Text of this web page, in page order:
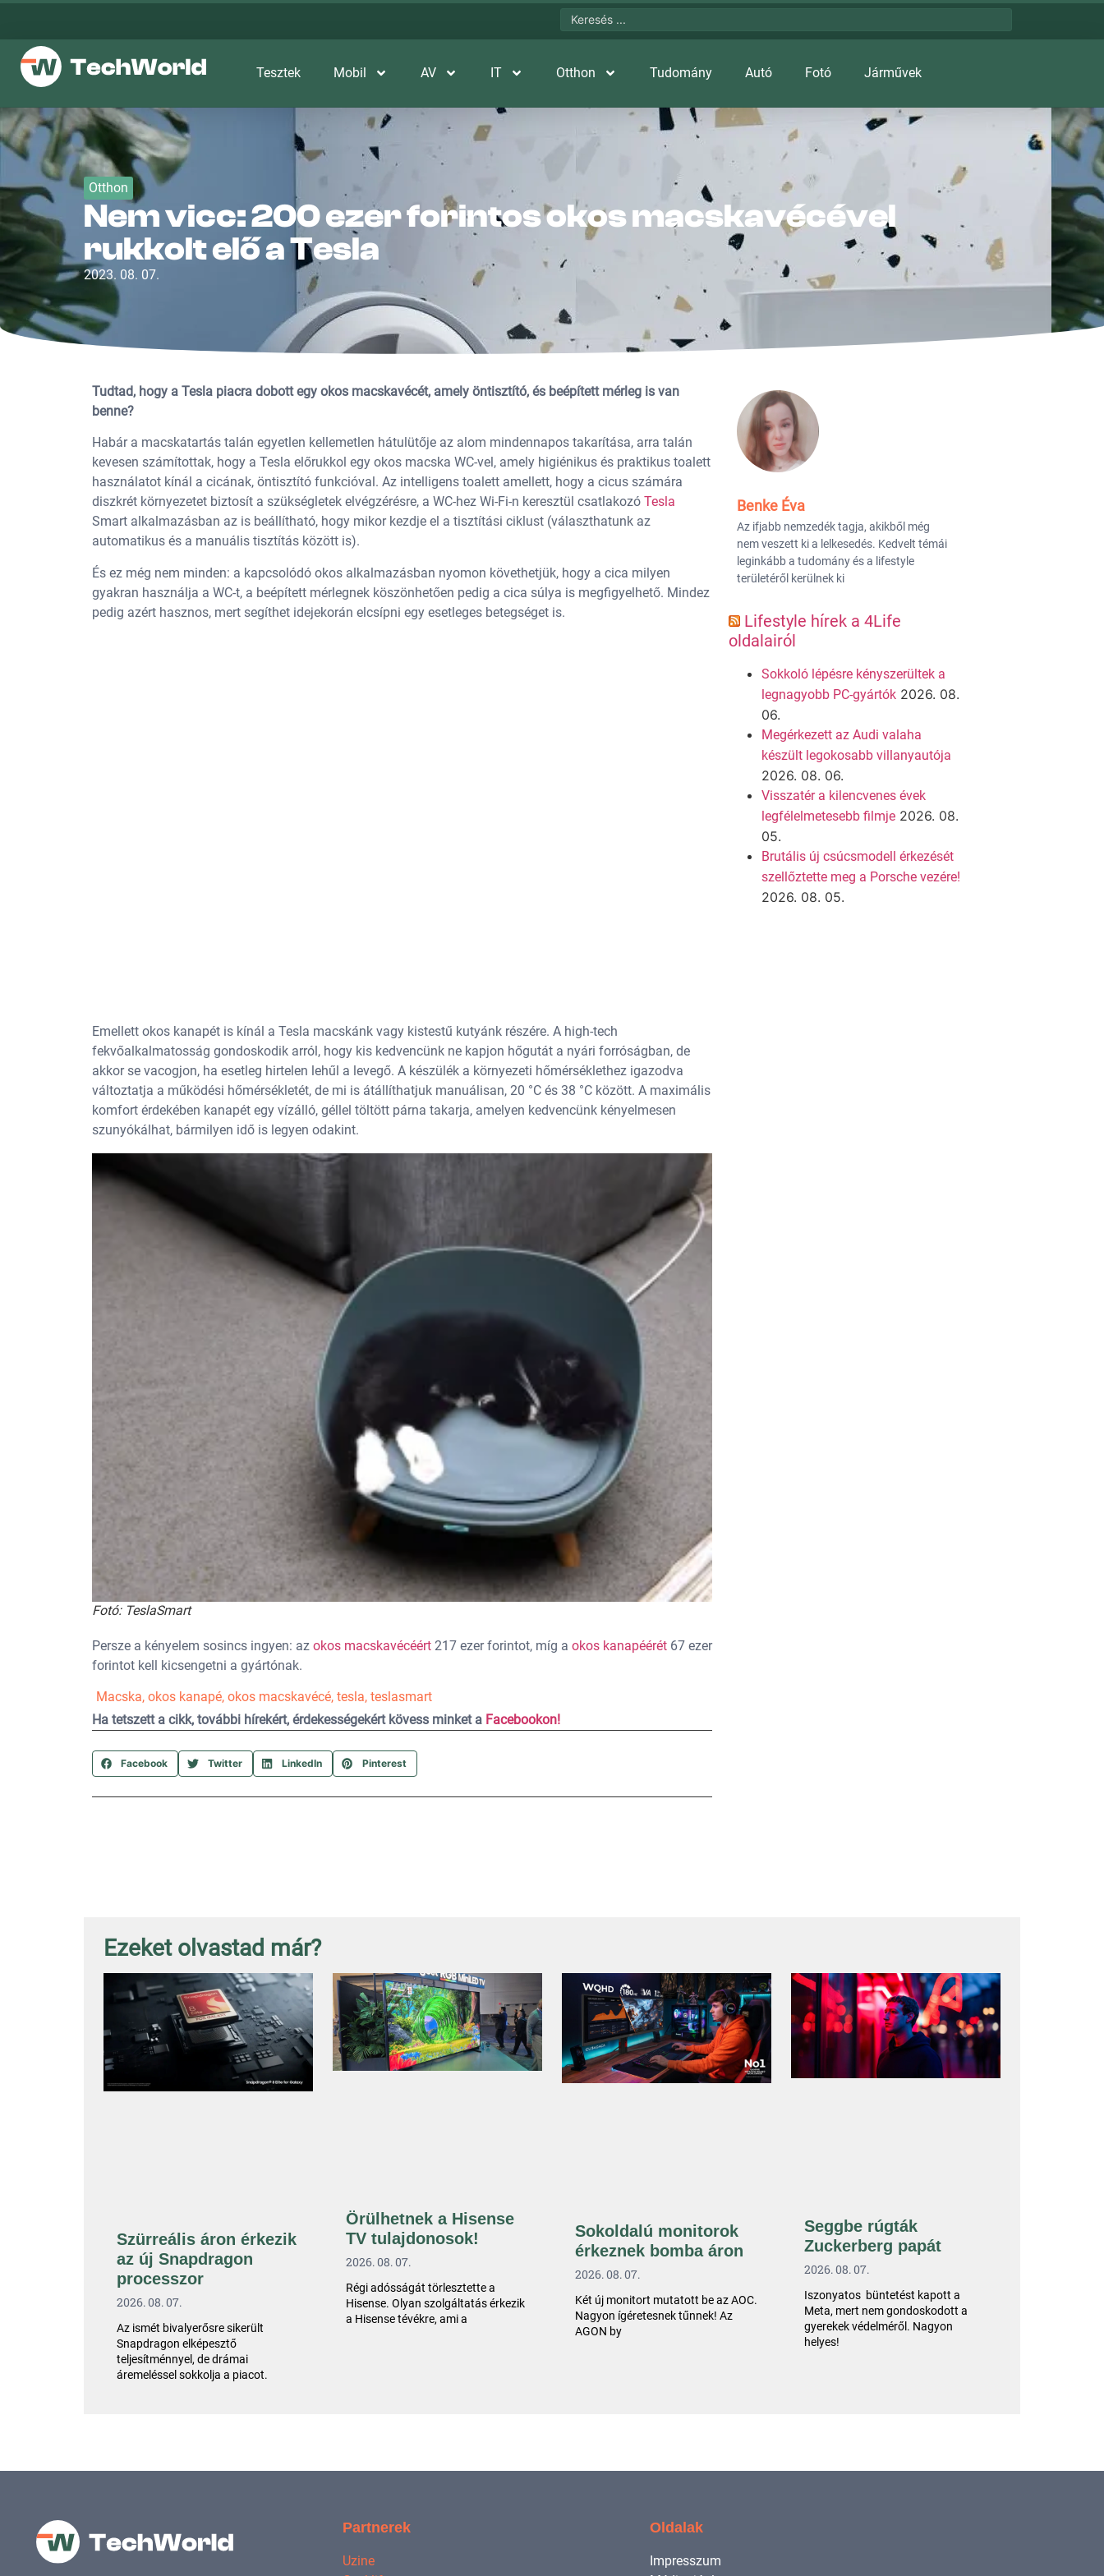
Tesztek Mobil AV IT Otthon Tudomány Autó Fotó Járművek
Otthon
Nem vicc: 200 ezer forintos okos macskavécével
rukkolt elő a Tesla
2023. 08. 07.
Tudtad, hogy a Tesla piacra dobott egy okos macskavécét, amely öntisztító, és beépített mérleg is van
benne?
Habár a macskatartás talán egyetlen kellemetlen hátulütője az alom mindennapos takarítása, arra talán
kevesen számítottak, hogy a Tesla előrukkol egy okos macska WC-vel, amely higiénikus és praktikus toalett
használatot kínál a cicának, öntisztító funkcióval. Az intelligens toalett amellett, hogy a cicus számára
diszkrét környezetet biztosít a szükségletek elvégzérésre, a WC-hez Wi-Fi-n keresztül csatlakozó Tesla
Smart alkalmazásban az is beállítható, hogy mikor kezdje el a tisztítási ciklust (választhatunk az
automatikus és a manuális tisztítás között is).
És ez még nem minden: a kapcsolódó okos alkalmazásban nyomon követhetjük, hogy a cica milyen
gyakran használja a WC-t, a beépített mérlegnek köszönhetően pedig a cica súlya is megfigyelhető. Mindez
pedig azért hasznos, mert segíthet idejekorán elcsípni egy esetleges betegséget is.
Emellett okos kanapét is kínál a Tesla macskánk vagy kistestű kutyánk részére. A high-tech
fekvőalkalmatosság gondoskodik arról, hogy kis kedvencünk ne kapjon hőgutát a nyári forróságban, de
akkor se vacogjon, ha esetleg hirtelen lehűl a levegő. A készülék a környezeti hőmérséklethez igazodva
változtatja a működési hőmérsékletét, de mi is átállíthatjuk manuálisan, 20 °C és 38 °C között. A maximális
komfort érdekében kanapét egy vízálló, géllel töltött párna takarja, amelyen kedvencünk kényelmesen
szunyókálhat, bármilyen idő is legyen odakint.
Fotó: TeslaSmart
Persze a kényelem sosincs ingyen: az okos macskavécéért 217 ezer forintot, míg a okos kanapéérét 67 ezer
forintot kell kicsengetni a gyártónak.
Macska, okos kanapé, okos macskavécé, tesla, teslasmart
Ha tetszett a cikk, további hírekért, érdekességekért kövess minket a Facebookon!
Facebook Twitter LinkedIn Pinterest
Benke Éva
Az ifjabb nemzedék tagja, akikből még
nem veszett ki a lelkesedés. Kedvelt témái
leginkább a tudomány és a lifestyle
területéről kerülnek ki
Lifestyle hírek a 4Life
oldalairól
Sokkoló lépésre kényszerültek a
legnagyobb PC-gyártók 2026. 08.
06.
Megérkezett az Audi valaha
készült legokosabb villanyautója
2026. 08. 06.
Visszatér a kilencvenes évek
legfélelmetesebb filmje 2026. 08.
05.
Brutális új csúcsmodell érkezését
szellőztette meg a Porsche vezére!
2026. 08. 05.
Ezeket olvastad már?
Szürreális áron érkezik
az új Snapdragon
processzor
2026. 08. 07.
Az ismét bivalyerősre sikerült
Snapdragon elképesztő
teljesítménnyel, de drámai
áremeléssel sokkolja a piacot.
Örülhetnek a Hisense
TV tulajdonosok!
2026. 08. 07.
Régi adósságát törlesztette a
Hisense. Olyan szolgáltatás érkezik
a Hisense tévékre, ami a
Sokoldalú monitorok
érkeznek bomba áron
2026. 08. 07.
Két új monitort mutatott be az AOC.
Nagyon ígéretesnek tűnnek! Az
AGON by
Seggbe rúgták
Zuckerberg papát
2026. 08. 07.
Iszonyatos büntetést kapott a
Meta, mert nem gondoskodott a
gyerekek védelméről. Nagyon
helyes!
Partnerek
Uzine
Oldalak
Impresszum